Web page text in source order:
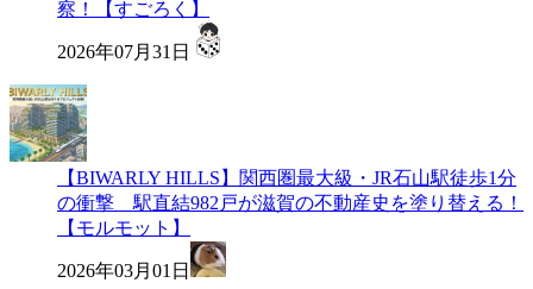
察！【すごろく】
2026年07月31日
【BIWARLY HILLS】関西圏最大級・JR石山駅徒歩1分
の衝撃 駅直結982戸が滋賀の不動産史を塗り替える！
【モルモット】
2026年03月01日